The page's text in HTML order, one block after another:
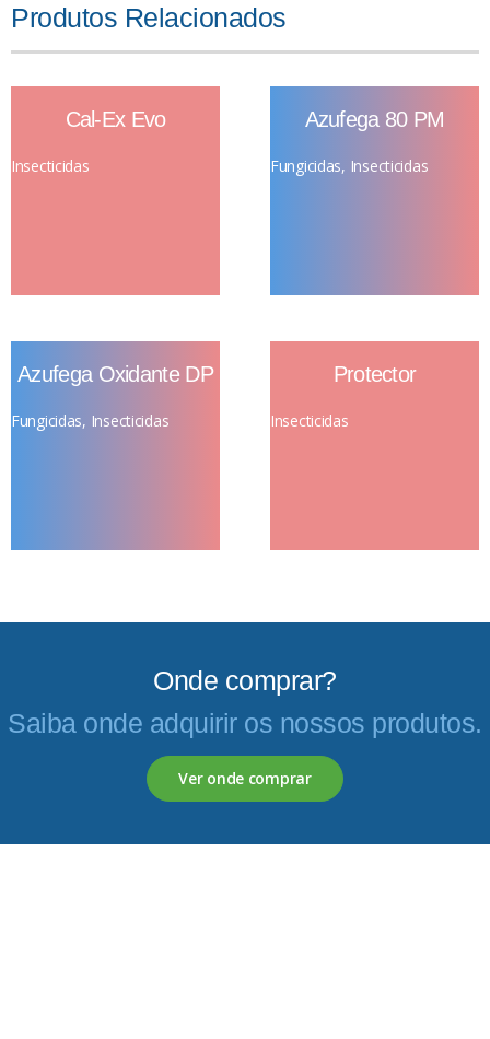
Produtos Relacionados
Cal-Ex Evo
Insecticidas
Azufega 80 PM
Fungicidas, Insecticidas
Azufega Oxidante DP
Fungicidas, Insecticidas
Protector
Insecticidas
Onde comprar?
Saiba onde adquirir os nossos produtos.
Ver onde comprar